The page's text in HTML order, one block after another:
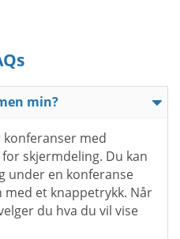
min?
konferanser med
skjermdeling. Du kan
under en konferanse
med et knappetrykk. Når
du hva du vil vise